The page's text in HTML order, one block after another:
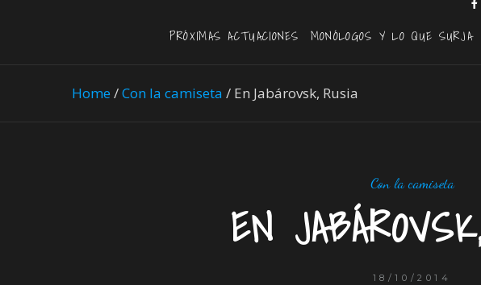
PRÓXIMAS ACTUACIONES MONÓLOGOS Y LO QUE SURJA
Home/Con la camiseta / En Jabárovsk, Rusia
Con la camiseta
EN
18/10/2014